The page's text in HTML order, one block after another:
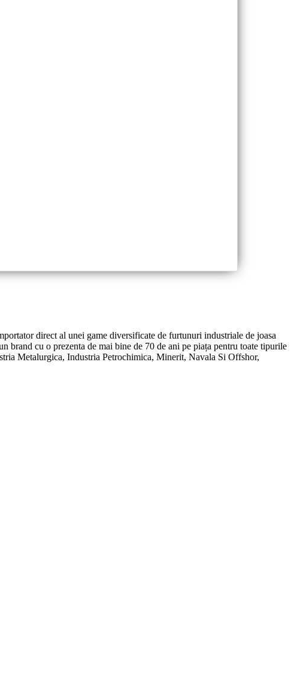
direct al unei game diversificate de furtunuri industriale de joasa
cu o prezenta de mai bine de 70 de ani pe piața pentru toate tipurile
Metalurgica, Industria Petrochimica, Minerit, Navala Si Offshor,